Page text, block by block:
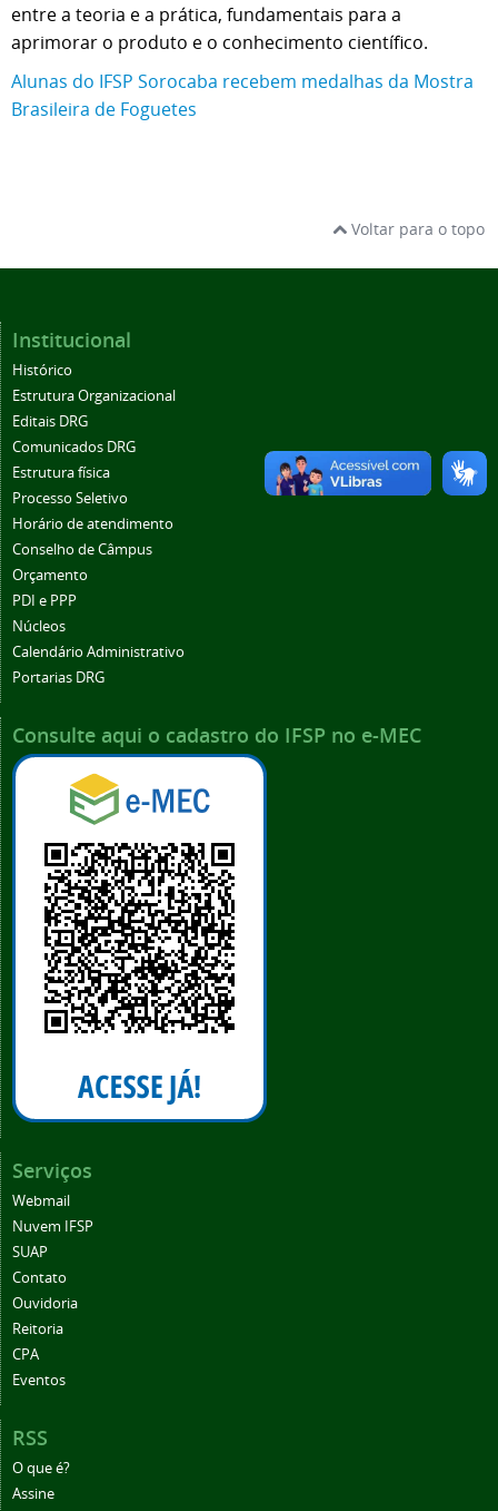
entre a teoria e a prática, fundamentais para a
aprimorar o produto e o conhecimento científico.
Alunas do IFSP Sorocaba recebem medalhas da Mostra
Brasileira de Foguetes
Voltar para o topo
Institucional
Histórico
Estrutura Organizacional
Editais DRG
Comunicados DRG
Estrutura física
Processo Seletivo
Horário de atendimento
Conselho de Câmpus
Orçamento
PDI e PPP
Núcleos
Calendário Administrativo
Portarias DRG
Consulte aqui o cadastro do IFSP no e-MEC
Serviços
Webmail
Nuvem IFSP
SUAP
Contato
Ouvidoria
Reitoria
CPA
Eventos
RSS
O que é?
Assine